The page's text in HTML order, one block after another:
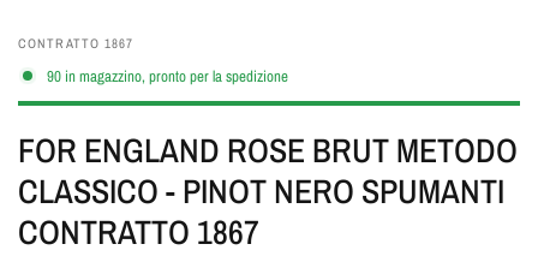
CONTRATTO 1867
90 in magazzino, pronto per la spedizione
FOR ENGLAND ROSE BRUT METODO
CLASSICO - PINOT NERO SPUMANTI
CONTRATTO 1867